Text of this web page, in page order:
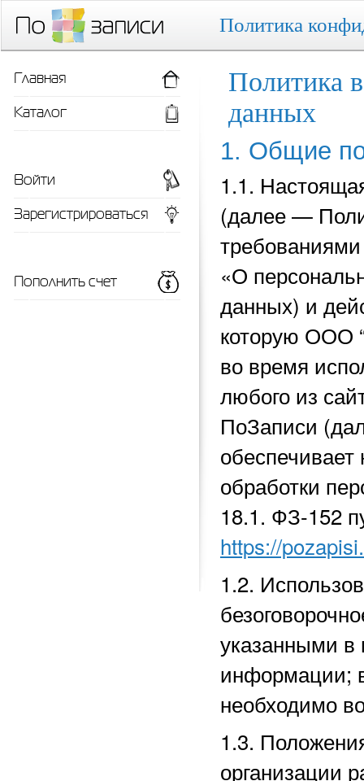
Политика
Политика
данных
1. Общие
1.1.
(далее —
«О
данных) и
которую ООО
во время
любого из
ПоЗаписи
обработки
18.1. ФЗ-152
https://
1.2.
указанными в
информации;
необходимо
1.3.
организации
Главная
Каталог
Войти
Зарегистрироваться
Пополнить счет